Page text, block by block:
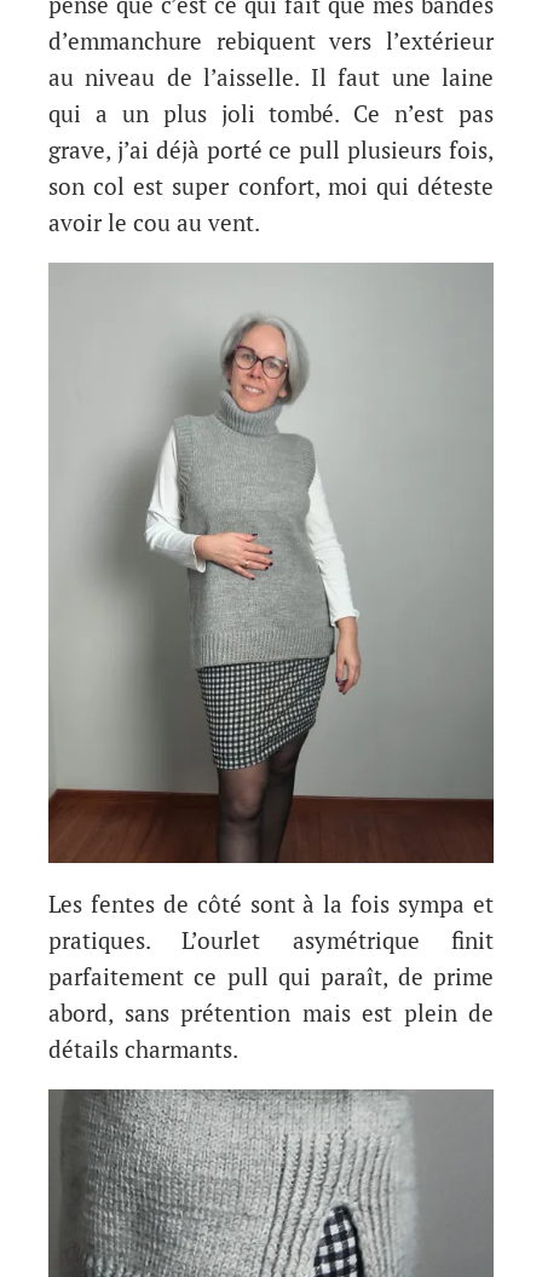
d’emmanchure rebiquent vers l’extérieur
au niveau de l’aisselle. Il faut une laine
qui a un plus joli tombé. Ce n’est pas
grave, j’ai déjà porté ce pull plusieurs fois,
son col est super confort, moi qui déteste
avoir le cou au vent.
Les fentes de côté sont à la fois sympa et
pratiques. L’ourlet asymétrique finit
parfaitement ce pull qui paraît, de prime
abord, sans prétention mais est plein de
détails charmants.